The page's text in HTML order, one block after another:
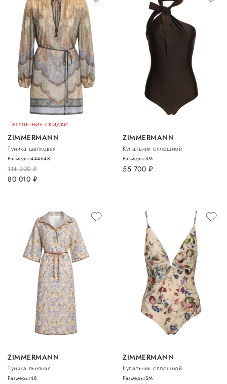
–30%ЛЕТНИЕ СКИДКИ
ZIMMERMANN
Туника шелковая
114 300руб.
80 010 руб.
Размеры:444648
ZIMMERMANN
Купальник сплошной
55 700 руб.
Размеры:SM
ZIMMERMANN
Туника льняная
Размеры:48
ZIMMERMANN
Купальник сплошной
Размеры:SM